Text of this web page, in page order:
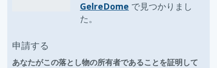
GelreDome で見つかりまし
た。
申請する
あなたがこの落とし物の所有者であることを証明して